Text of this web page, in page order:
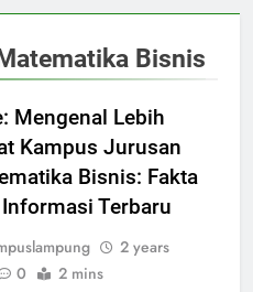
Bisnis
Mengenal Lebih
Kampus Jurusan
Bisnis: Fakta
Terbaru
2 years
0 2 mins